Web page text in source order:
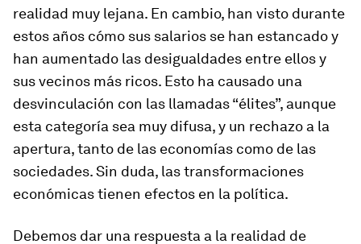
realidad muy lejana. En cambio, han visto durante
estos años cómo sus salarios se han estancado y
han aumentado las desigualdades entre ellos y
sus vecinos más ricos. Esto ha causado una
desvinculación con las llamadas “élites”, aunque
esta categoría sea muy difusa, y un rechazo a la
apertura, tanto de las economías como de las
sociedades. Sin duda, las transformaciones
económicas tienen efectos en la política.
Debemos dar una respuesta a la realidad de